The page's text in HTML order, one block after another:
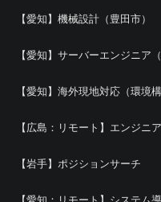
【愛知】機械設計（豊田市）
【愛知】サーバーエンジニア
【愛知】海外現地対応（環境構
【広島：リモート】エンジニ
【岩手】ポジションサーチ